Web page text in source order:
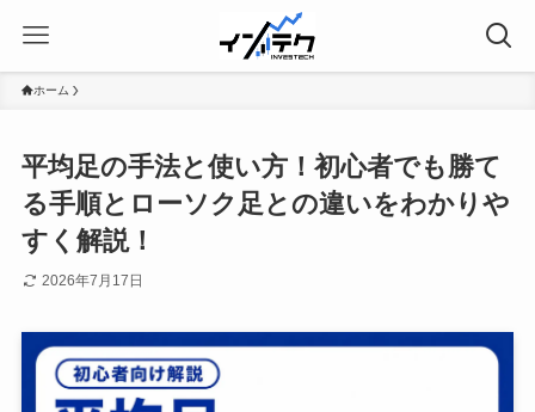
ホーム
平均足の手法と使い方！初心者でも勝て
る手順とローソク足との違いをわかりや
すく解説！
2026年7月17日